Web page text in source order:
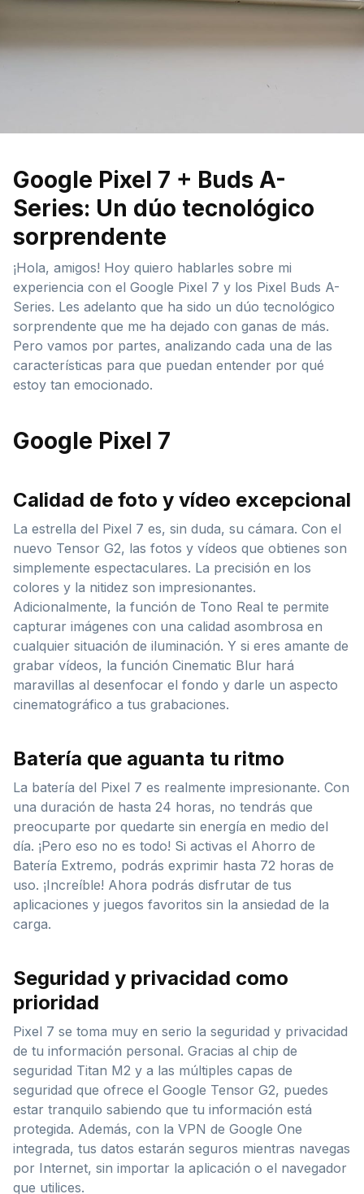
Google Pixel 7 + Buds A-
Series: Un dúo tecnológico
sorprendente
¡Hola, amigos! Hoy quiero hablarles sobre mi
experiencia con el Google Pixel 7 y los Pixel Buds A-
Series. Les adelanto que ha sido un dúo tecnológico
sorprendente que me ha dejado con ganas de más.
Pero vamos por partes, analizando cada una de las
características para que puedan entender por qué
estoy tan emocionado.
Google Pixel 7
Calidad de foto y vídeo excepcional
La estrella del Pixel 7 es, sin duda, su cámara. Con el
nuevo Tensor G2, las fotos y vídeos que obtienes son
simplemente espectaculares. La precisión en los
colores y la nitidez son impresionantes.
Adicionalmente, la función de Tono Real te permite
capturar imágenes con una calidad asombrosa en
cualquier situación de iluminación. Y si eres amante de
grabar vídeos, la función Cinematic Blur hará
maravillas al desenfocar el fondo y darle un aspecto
cinematográfico a tus grabaciones.
Batería que aguanta tu ritmo
La batería del Pixel 7 es realmente impresionante. Con
una duración de hasta 24 horas, no tendrás que
preocuparte por quedarte sin energía en medio del
día. ¡Pero eso no es todo! Si activas el Ahorro de
Batería Extremo, podrás exprimir hasta 72 horas de
uso. ¡Increíble! Ahora podrás disfrutar de tus
aplicaciones y juegos favoritos sin la ansiedad de la
carga.
Seguridad y privacidad como
prioridad
Pixel 7 se toma muy en serio la seguridad y privacidad
de tu información personal. Gracias al chip de
seguridad Titan M2 y a las múltiples capas de
seguridad que ofrece el Google Tensor G2, puedes
estar tranquilo sabiendo que tu información está
protegida. Además, con la VPN de Google One
integrada, tus datos estarán seguros mientras navegas
por Internet, sin importar la aplicación o el navegador
que utilices.